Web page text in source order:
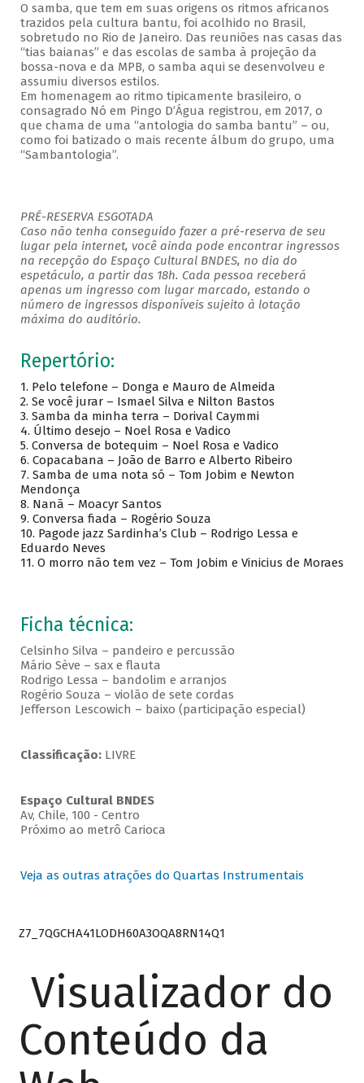
O samba, que tem em suas origens os ritmos africanos
trazidos pela cultura bantu, foi acolhido no Brasil,
sobretudo no Rio de Janeiro. Das reuniões nas casas das
“tias baianas” e das escolas de samba à projeção da
bossa-nova e da MPB, o samba aqui se desenvolveu e
assumiu diversos estilos.
Em homenagem ao ritmo tipicamente brasileiro, o
consagrado Nó em Pingo D’Água registrou, em 2017, o
que chama de uma “antologia do samba bantu” – ou,
como foi batizado o mais recente álbum do grupo, uma
“Sambantologia”.
PRÉ-RESERVA ESGOTADA
Caso não tenha conseguido fazer a pré-reserva de seu
lugar pela internet, você ainda pode encontrar ingressos
na recepção do Espaço Cultural BNDES, no dia do
espetáculo, a partir das 18h. Cada pessoa receberá
apenas um ingresso com lugar marcado, estando o
número de ingressos disponíveis sujeito à lotação
máxima do auditório.
Repertório:
1. Pelo telefone – Donga e Mauro de Almeida
2. Se você jurar – Ismael Silva e Nilton Bastos
3. Samba da minha terra – Dorival Caymmi
4. Último desejo – Noel Rosa e Vadico
5. Conversa de botequim – Noel Rosa e Vadico
6. Copacabana – João de Barro e Alberto Ribeiro
7. Samba de uma nota só – Tom Jobim e Newton
Mendonça
8. Nanã – Moacyr Santos
9. Conversa fiada – Rogério Souza
10. Pagode jazz Sardinha’s Club – Rodrigo Lessa e
Eduardo Neves
11. O morro não tem vez – Tom Jobim e Vinicius de Moraes
Ficha técnica:
Celsinho Silva – pandeiro e percussão
Mário Sève – sax e flauta
Rodrigo Lessa – bandolim e arranjos
Rogério Souza – violão de sete cordas
Jefferson Lescowich – baixo (participação especial)
Classificação:LIVRE
Espaço Cultural BNDES
Av, Chile, 100 - Centro
Próximo ao metrô Carioca
Veja as outras atrações do Quartas Instrumentais
Z7_7QGCHA41LODH60A3OQA8RN14Q1
Visualizador do
Conteúdo da